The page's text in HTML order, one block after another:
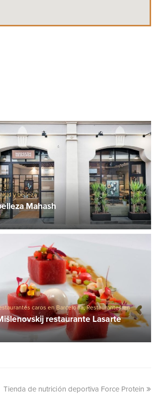
y belleza
Mahash
caros en Barcelona,Restaurantes en
,Restaurantes Michelin en Barcelona
restaurante Lasarte
Tienda de nutrición deportiva Force Protein